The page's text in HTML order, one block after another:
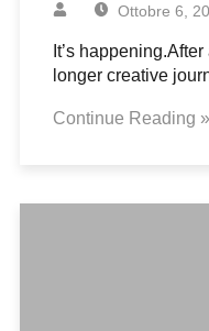
Ottobre 6,
It’s
longer creative
Continue Reading »